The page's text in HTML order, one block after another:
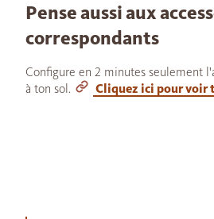
Pense aussi aux
correspondants
Configure en 2 minutes seulement
à ton sol.
Cliquez ici pour voir